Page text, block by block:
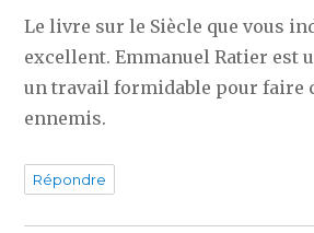
Le livre sur le Siècle que vous
excellent. Emmanuel Ratier est
un travail formidable pour faire
ennemis.
Répondre